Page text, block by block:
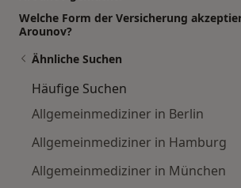
Welche Form der Versicherung
Arounov?
Ähnliche Suchen
Häufige Suchen
Allgemeinmediziner in Berlin
Allgemeinmediziner in Hamburg
Allgemeinmediziner in München